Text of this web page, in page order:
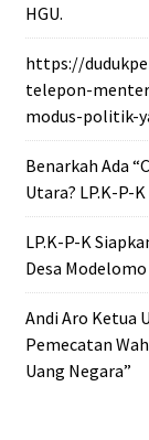
HGU.
https://
telepon-
modus-politik-
Benarkah Ada
Utara? LP.K-P-
LP.K-P-K
Desa
Andi Aro Ketua
Pemecatan
Uang Negara”